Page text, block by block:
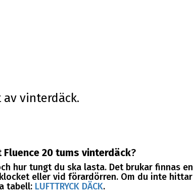
vinterdäck.
Fluence 20 tums vinterdäck?
hur tungt du ska lasta. Det brukar finnas
eller vid förardörren. Om du inte
tabell: LUFTTRYCK DÄCK.